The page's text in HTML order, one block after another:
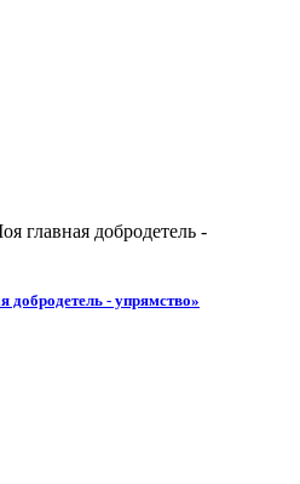
главная добродетель -
- упрямство»